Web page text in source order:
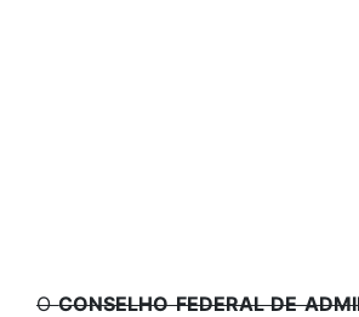
OCONSELHO FEDERAL DE